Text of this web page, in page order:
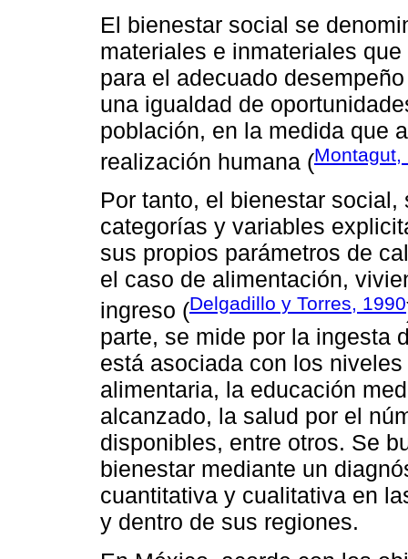
El bienestar social se
materiales e inmateriales
para el adecuado
una igualdad de
población, en la medida que
realización humana (Montagut,
Por tanto, el bienestar
categorías y variables
sus propios parámetros de
el caso de alimentación,
ingreso (Delgadillo y Torres, 1990
parte, se mide por la ingesta
está asociada con los
alimentaria, la educación
alcanzado, la salud por el
disponibles, entre otros. Se
bienestar mediante un
cuantitativa y cualitativa en
y dentro de sus regiones.